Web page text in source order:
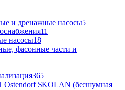
и дренажные насосы5
11
насосы18
фасонные части и
365
SKOLAN (бесшумная